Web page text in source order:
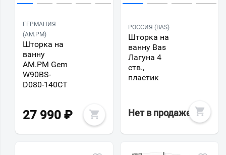
ГЕРМАНИЯ
(AM.PM)
Шторка на
ванну
AM.PM Gem
W90BS-
D080-140CT
27 990 ₽
РОССИЯ (BAS)
Шторка на
ванну Bas
Лагуна 4
ств.,
пластик
Нет в продаже